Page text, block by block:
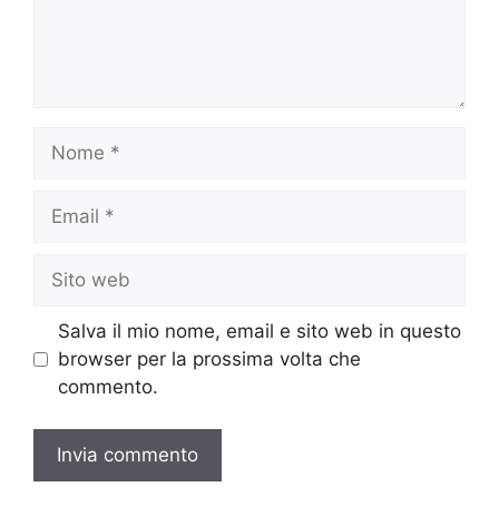
web
Salva il mio nome, email e sito web in questo
browser per la prossima volta che
commento.